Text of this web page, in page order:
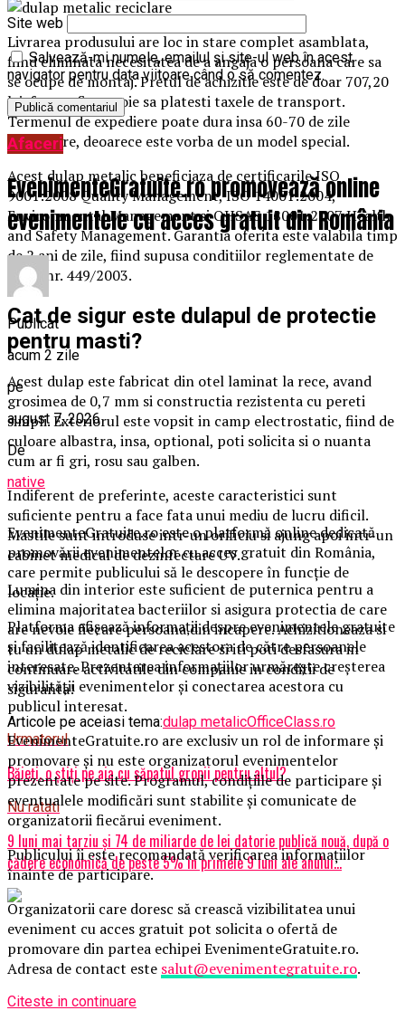
Livrarea produsului are loc in stare complet asamblata,
fiind eliminata necesitatea de a angaja o persoana care sa
se ocupe de montaj. Pretul de achizitie este de doar 707,20
lei, fara sa fie nevoie sa platesti taxele de transport.
Termenul de expediere poate dura insa 60-70 de zile
lucratoare, deoarece este vorba de un model special.
Acest dulap metalic beneficiaza de certificarile ISO
9001:2008 Quality Management, ISO 14001:2004,
Environmental Management si OHSAS 18001:2007 Health
and Safety Management. Garantia oferita este valabila timp
de 2 ani de zile, fiind supusa conditiilor reglementate de
legea nr. 449/2003.
Cat de sigur este dulapul de protectie
pentru masti?
Acest dulap este fabricat din otel laminat la rece, avand
grosimea de 0,7 mm si constructia rezistenta cu pereti
simpli. Exteriorul este vopsit in camp electrostatic, fiind de
culoare albastra, insa, optional, poti solicita si o nuanta
cum ar fi gri, rosu sau galben.
Indiferent de preferinte, aceste caracteristici sunt
suficiente pentru a face fata unui mediu de lucru dificil.
Mastile sunt introduse intr-un orificiu si ajung apoi intr-un
cabinet medical de dezinfectare UV.
Lumina din interior este suficient de puternica pentru a
elimina majoritatea bacteriilor si asigura protectia de care
are nevoie fiecare persoana din incapere. Achizitioneaza si
tu un dulap metalic de reciclare si iti poti desfasura in
continuare activitatile din companie in conditii de
siguranta!
Articole pe aceiasi tema:dulap metalicOfficeClass.ro
Urmatorul
Băieţi, o ştiţi pe aia cu săpatul gropii pentru altul?
Nu ratati
9 luni mai tarziu și 74 de miliarde de lei datorie publică nouă, după o
cădere economică de peste 5% în primele 9 luni ale anului…
Site web
Salvează-mi numele, emailul și site-ul web în acest
navigator pentru data viitoare când o să comentez.
Afaceri
EvenimenteGratuite.ro promovează online
evenimentele cu acces gratuit din România
Publicat
acum 2 zile
pe
august 7, 2026
De
native
EvenimenteGratuite.ro este o platformă online dedicată
promovării evenimentelor cu acces gratuit din România,
care permite publicului să le descopere în funcție de
locație.
Platforma afișează informații despre evenimentele gratuite
și facilitează identificarea acestora de către persoanele
interesate. Prezentarea informațiilor urmărește creșterea
vizibilității evenimentelor și conectarea acestora cu
publicul interesat.
EvenimenteGratuite.ro are exclusiv un rol de informare și
promovare și nu este organizatorul evenimentelor
prezentate pe site. Programul, condițiile de participare și
eventualele modificări sunt stabilite și comunicate de
organizatorii fiecărui eveniment.
Publicului îi este recomandată verificarea informațiilor
înainte de participare.
Organizatorii care doresc să crească vizibilitatea unui
eveniment cu acces gratuit pot solicita o ofertă de
promovare din partea echipei EvenimenteGratuite.ro.
Adresa de contact este salut@evenimentegratuite.ro.
Citeste in continuare